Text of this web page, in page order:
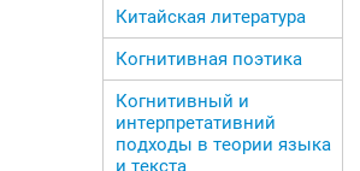
Китайская литература
Когнитивная поэтика
Когнитивный и
интерпретативний
подходы в теории языка
и текста